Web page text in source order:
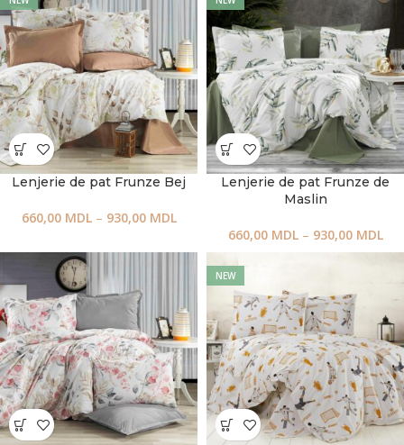
Lenjerie de pat Frunze Bej
660,00 MDL – 930,00 MDL
Lenjerie de pat Frunze de
Maslin
660,00 MDL – 930,00 MDL
NEW